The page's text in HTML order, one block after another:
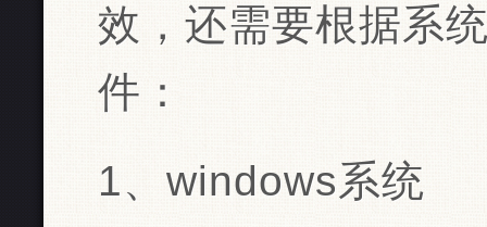
效，还需要根据系
件：
1、windows系统